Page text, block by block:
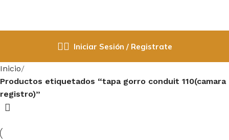
Iniciar Sesión / Registrate
Inicio
Productos etiquetados “tapa gorro conduit 110(camara
registro)”